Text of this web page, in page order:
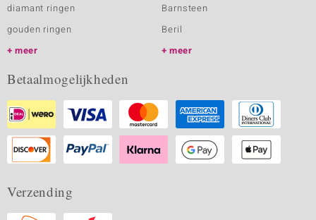
diamant ringen
gouden ringen
meer
Barnsteen
Beril
meer
Betaalmogelijkheden
Verzending